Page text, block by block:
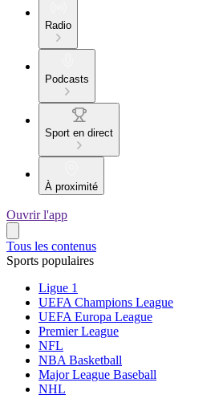
Radio
Podcasts
Sport en direct
À proximité
Ouvrir l'app
Tous les contenus
Sports populaires
Ligue 1
UEFA Champions League
UEFA Europa League
Premier League
NFL
NBA Basketball
Major League Baseball
NHL